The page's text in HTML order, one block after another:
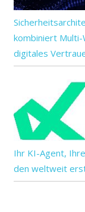
kombiniert Multi-
digitales
Ihr KI-Agent,
den weltweit